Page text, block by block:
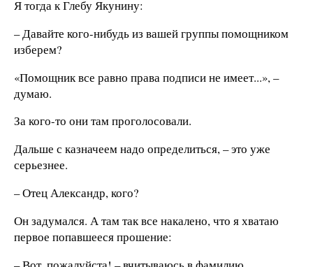
Я тогда к Глебу Якунину:
– Давайте кого-нибудь из вашей группы помощником
изберем?
«Помощник все равно права подписи не имеет...», –
думаю.
За кого-то они там проголосовали.
Дальше с казначеем надо определиться, – это уже
серьезнее.
– Отец Александр, кого?
Он задумался. А там так все накалено, что я хватаю
первое попавшееся прошение: